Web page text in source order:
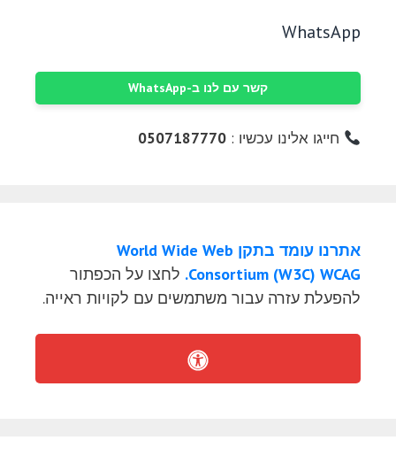
WhatsApp
קשר עם לנו ב-WhatsApp
חייגו אלינו עכשיו :0507187770
אתרנו עומד בתקן World Wide Web
Consortium (W3C) WCAG. לחצו על הכפתור
להפעלת עזרה עבור משתמשים עם לקויות ראייה.